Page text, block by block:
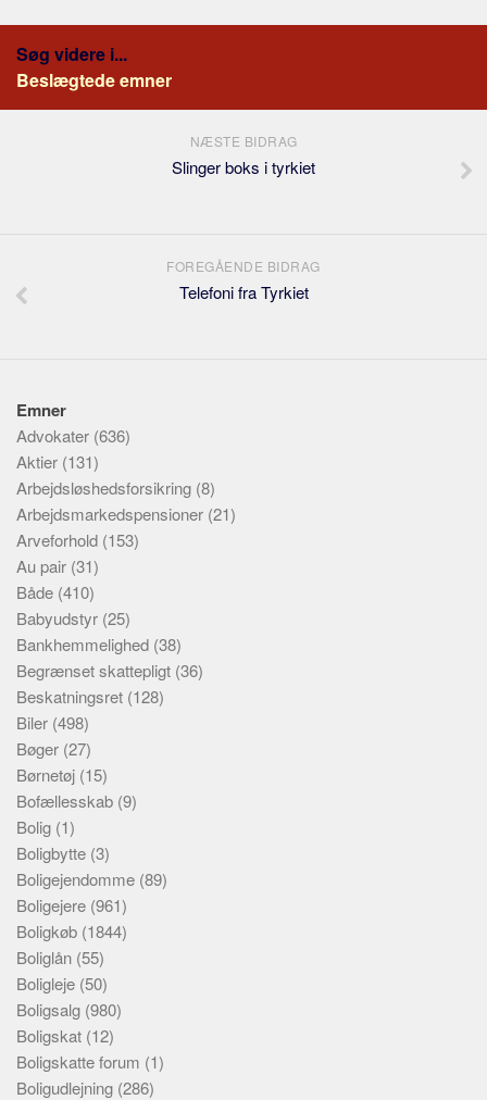
Søg videre i...
Beslægtede emner
NÆSTE BIDRAG
Slinger boks i tyrkiet
FOREGÅENDE BIDRAG
Telefoni fra Tyrkiet
Emner
Advokater (636)
Aktier (131)
Arbejdsløshedsforsikring (8)
Arbejdsmarkedspensioner (21)
Arveforhold (153)
Au pair (31)
Både (410)
Babyudstyr (25)
Bankhemmelighed (38)
Begrænset skattepligt (36)
Beskatningsret (128)
Biler (498)
Bøger (27)
Børnetøj (15)
Bofællesskab (9)
Bolig (1)
Boligbytte (3)
Boligejendomme (89)
Boligejere (961)
Boligkøb (1844)
Boliglån (55)
Boligleje (50)
Boligsalg (980)
Boligskat (12)
Boligskatte forum (1)
Boligudlejning (286)